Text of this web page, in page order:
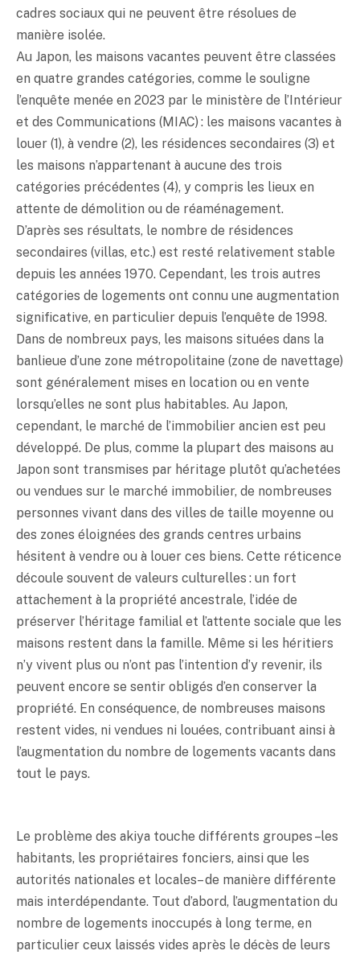
cadres sociaux qui ne peuvent être résolues de
manière isolée.
Au Japon, les maisons vacantes peuvent être classées
en quatre grandes catégories, comme le souligne
l’enquête menée en 2023 par le ministère de l’Intérieur
et des Communications (MIAC) : les maisons vacantes à
louer (1), à vendre (2), les résidences secondaires (3) et
les maisons n’appartenant à aucune des trois
catégories précédentes (4), y compris les lieux en
attente de démolition ou de réaménagement.
D’après ses résultats, le nombre de résidences
secondaires (villas, etc.) est resté relativement stable
depuis les années 1970. Cependant, les trois autres
catégories de logements ont connu une augmentation
significative, en particulier depuis l’enquête de 1998.
Dans de nombreux pays, les maisons situées dans la
banlieue d’une zone métropolitaine (zone de navettage)
sont généralement mises en location ou en vente
lorsqu’elles ne sont plus habitables. Au Japon,
cependant, le marché de l’immobilier ancien est peu
développé. De plus, comme la plupart des maisons au
Japon sont transmises par héritage plutôt qu’achetées
ou vendues sur le marché immobilier, de nombreuses
personnes vivant dans des villes de taille moyenne ou
des zones éloignées des grands centres urbains
hésitent à vendre ou à louer ces biens. Cette réticence
découle souvent de valeurs culturelles : un fort
attachement à la propriété ancestrale, l’idée de
préserver l’héritage familial et l’attente sociale que les
maisons restent dans la famille. Même si les héritiers
n’y vivent plus ou n’ont pas l’intention d’y revenir, ils
peuvent encore se sentir obligés d’en conserver la
propriété. En conséquence, de nombreuses maisons
restent vides, ni vendues ni louées, contribuant ainsi à
l’augmentation du nombre de logements vacants dans
tout le pays.
Le problème des akiya touche différents groupes – les
habitants, les propriétaires fonciers, ainsi que les
autorités nationales et locales – de manière différente
mais interdépendante. Tout d’abord, l’augmentation du
nombre de logements inoccupés à long terme, en
particulier ceux laissés vides après le décès de leurs